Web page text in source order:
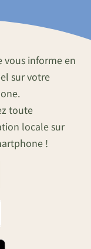
vous informe en
sur votre
toute
locale sur
!